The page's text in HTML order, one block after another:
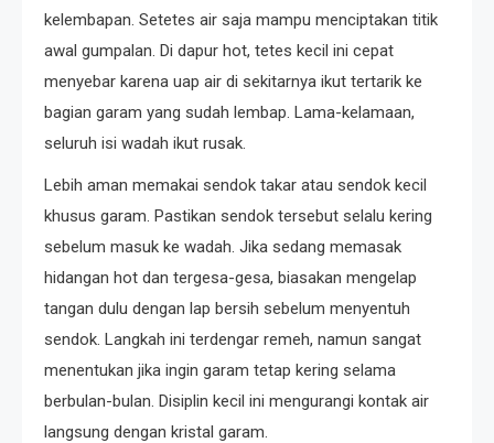
kelembapan. Setetes air saja mampu menciptakan titik
awal gumpalan. Di dapur hot, tetes kecil ini cepat
menyebar karena uap air di sekitarnya ikut tertarik ke
bagian garam yang sudah lembap. Lama-kelamaan,
seluruh isi wadah ikut rusak.
Lebih aman memakai sendok takar atau sendok kecil
khusus garam. Pastikan sendok tersebut selalu kering
sebelum masuk ke wadah. Jika sedang memasak
hidangan hot dan tergesa-gesa, biasakan mengelap
tangan dulu dengan lap bersih sebelum menyentuh
sendok. Langkah ini terdengar remeh, namun sangat
menentukan jika ingin garam tetap kering selama
berbulan-bulan. Disiplin kecil ini mengurangi kontak air
langsung dengan kristal garam.